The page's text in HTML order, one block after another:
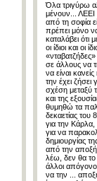
Όλα τριγύρω
μένουν... ΛΕΕΙ
από τη σοφία
πρέπει μόνο
καταλάβει ότι
οι ίδιοι και οι
«νταβατζήδες»
σε άλλους να
να είναι
την έχει ζήσει
σχέση μεταξύ
και της
θυμηθώ τα
δεκαετίας του
για την
για να
δημιουργίας
από την
λέω, δεν θα το
άλλοι
να την ...